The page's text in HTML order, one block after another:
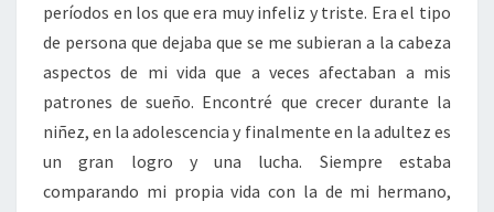
períodos en los que era muy infeliz y triste. Era el tipo
de persona que dejaba que se me subieran a la cabeza
aspectos de mi vida que a veces afectaban a mis
patrones de sueño. Encontré que crecer durante la
niñez, en la adolescencia y finalmente en la adultez es
un gran logro y una lucha. Siempre estaba
comparando mi propia vida con la de mi hermano,